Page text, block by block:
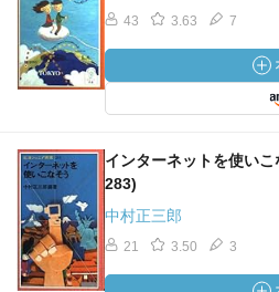
43 3.63 7
インターネットを使い
283)
中村正三郎
21 3.50 3